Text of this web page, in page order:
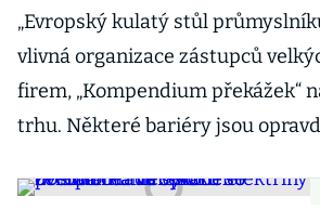
„Evropský kulatý stůl
vlivná organizace zástupců
firem, „Kompendium překážek“
trhu. Některé bariéry jsou